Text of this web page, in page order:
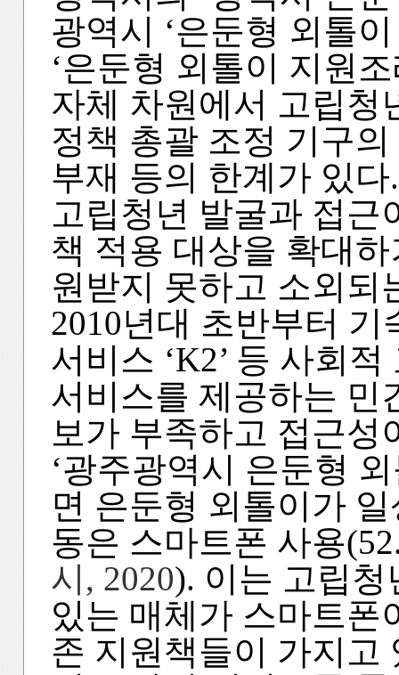
광역시 ‘은둔형 외톨
‘은둔형 외톨이 지원
자체 차원에서 고립청
정책 총괄 조정 기구
부재 등의 한계가 있
고립청년 발굴과 접근
책 적용 대상을 확대
원받지 못하고 소외되
2010년대 초반부터 기
서비스 ‘K2’ 등 사회
서비스를 제공하는 민
보가 부족하고 접근성
‘광주광역시 은둔형
면 은둔형 외톨이가
동은 스마트폰 사용
시, 2020). 이는 고립
있는 매체가 스마트폰
존 지원책들이 가지고